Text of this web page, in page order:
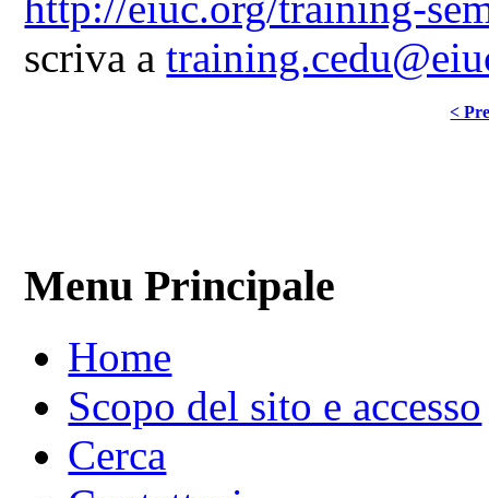
scriva a
<
Menu Principale
Home
Scopo del sito e accesso
Cerca